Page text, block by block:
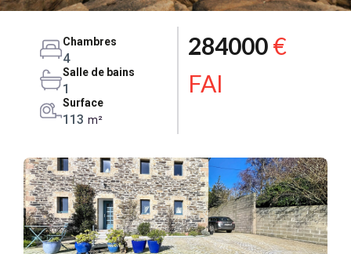
Chambres
4
Salle de bains
1
Surface
113 m²
284000€
FAI